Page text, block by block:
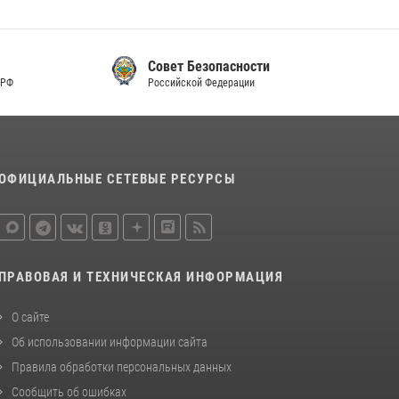
Совет Безопасности
Российской Федерации
СЕТЕВЫЕ РЕСУРСЫ
ПРАВОВАЯ И ТЕХНИЧЕСКАЯ ИНФОРМАЦИЯ
О сайте
Об использовании информации сайта
Правила обработки персональных данных
Сообщить об ошибках